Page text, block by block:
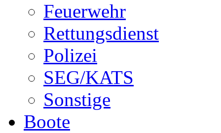
Feuerwehr
Rettungsdienst
Polizei
SEG/KATS
Sonstige
Boote